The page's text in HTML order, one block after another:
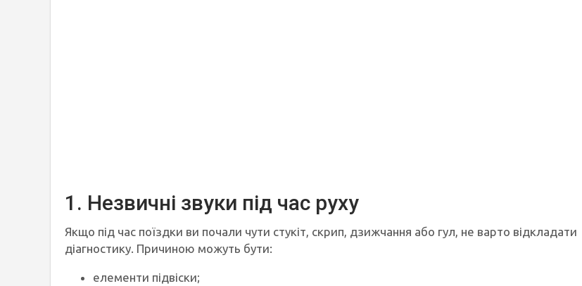
1. Незвичні звуки під час руху
Якщо під час поїздки ви почали чути стукіт, скрип, дзижчання або гул, не варто відкладати
діагностику. Причиною можуть бути:
елементи підвіски;